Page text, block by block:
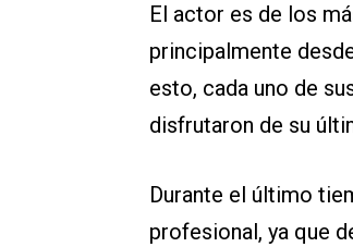
El actor es de los
principalmente
esto, cada uno de
disfrutaron de su
Durante el último
profesional, ya que